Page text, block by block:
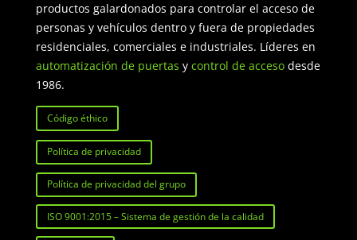
productos galardonados para controlar el acceso de
personas y vehículos dentro y fuera de propiedades
residenciales, comerciales e industriales. Líderes en
automatización de puertas y control de accesodesde
1986.
Código éthico
Política de privacidad
Política de privacidad del grupo
ISO 9001:2015 – Sistema de gestión de la calidad